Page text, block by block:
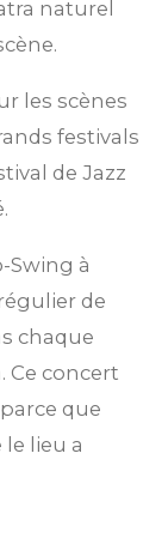
naturel
les scènes
festivals
de Jazz
Swing à
de
chaque
Ce concert
que
lieu a